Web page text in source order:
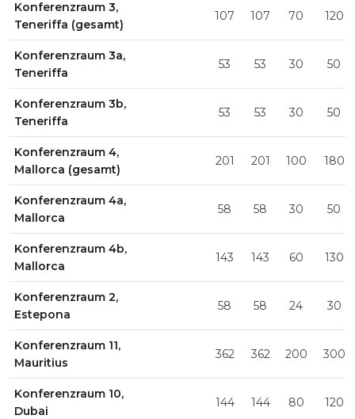
Konferenzraum 3,
Teneriffa (gesamt)
107 107 70 120
Konferenzraum 3a,
Teneriffa
53 53 30 50
Konferenzraum 3b,
Teneriffa
53 53 30 50
Konferenzraum 4,
Mallorca (gesamt)
201 201 100 180
Konferenzraum 4a,
Mallorca
58 58 30 50
Konferenzraum 4b,
Mallorca
143 143 60 130
Konferenzraum 2,
Estepona
58 58 24 30
Konferenzraum 11,
Mauritius
362 362 200 300
Konferenzraum 10,
Dubai
144 144 80 120